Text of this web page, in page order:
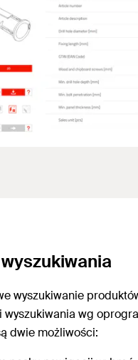
wyszukiwanie
wyszukiwania wg
dwie możliwości: